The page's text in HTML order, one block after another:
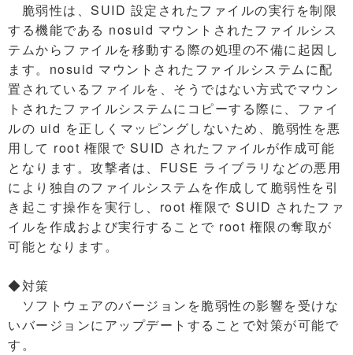
脆弱性は、SUID 設定されたファイルの実行を制限
する機能である nosuid マウントされたファイルシス
テムからファイルを移動する際の処理の不備に起因し
ます。nosuid マウントされたファイルシステムに配
置されているファイルを、そうではない方式でマウン
トされたファイルシステムにコピーする際に、ファイ
ルの uid を正しくマッピングしないため、脆弱性を悪
用して root 権限で SUID されたファイルが作成可能
となります。攻撃者は、FUSE ライブラリなどの悪用
により独自のファイルシステムを作成して脆弱性を引
き起こす操作を実行し、root 権限で SUID されたファ
イルを作成および実行することで root 権限の奪取が
可能となります。
◆対策
ソフトウェアのバージョンを脆弱性の影響を受けな
いバージョンにアップデートすることで対策が可能で
す。